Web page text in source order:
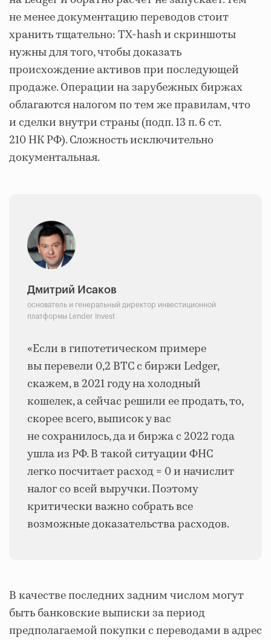
не менее документацию переводов стоит
хранить тщательно: TX-hash и скриншоты
нужны для того, чтобы доказать
происхождение активов при последующей
продаже. Операции на зарубежных биржах
облагаются налогом по тем же правилам, что
и сделки внутри страны (подп. 13 п. 6 ст.
210 НК РФ). Сложность исключительно
документальная.
Дмитрий Исаков
основатель и генеральный директор инвестиционной
платформы Lender Invest
«Если в гипотетическом примере
вы перевели 0,2 BTC с биржи Ledger,
скажем, в 2021 году на холодный
кошелек, а сейчас решили ее продать, то,
скорее всего, выписок у вас
не сохранилось, да и биржа с 2022 года
ушла из РФ. В такой ситуации ФНС
легко посчитает расход = 0 и начислит
налог со всей выручки. Поэтому
критически важно собрать все
возможные доказательства расходов.
В качестве последних задним числом могут
быть банковские выписки за период
предполагаемой покупки с переводами в адрес